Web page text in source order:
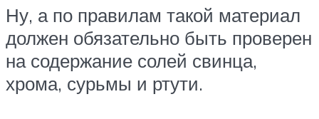
Ну, а по правилам такой материал
должен обязательно быть проверен
на содержание солей свинца,
хрома, сурьмы и ртути.